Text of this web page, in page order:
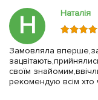
Н Наталія
Замовляла
своїм
рекомендую всім хто